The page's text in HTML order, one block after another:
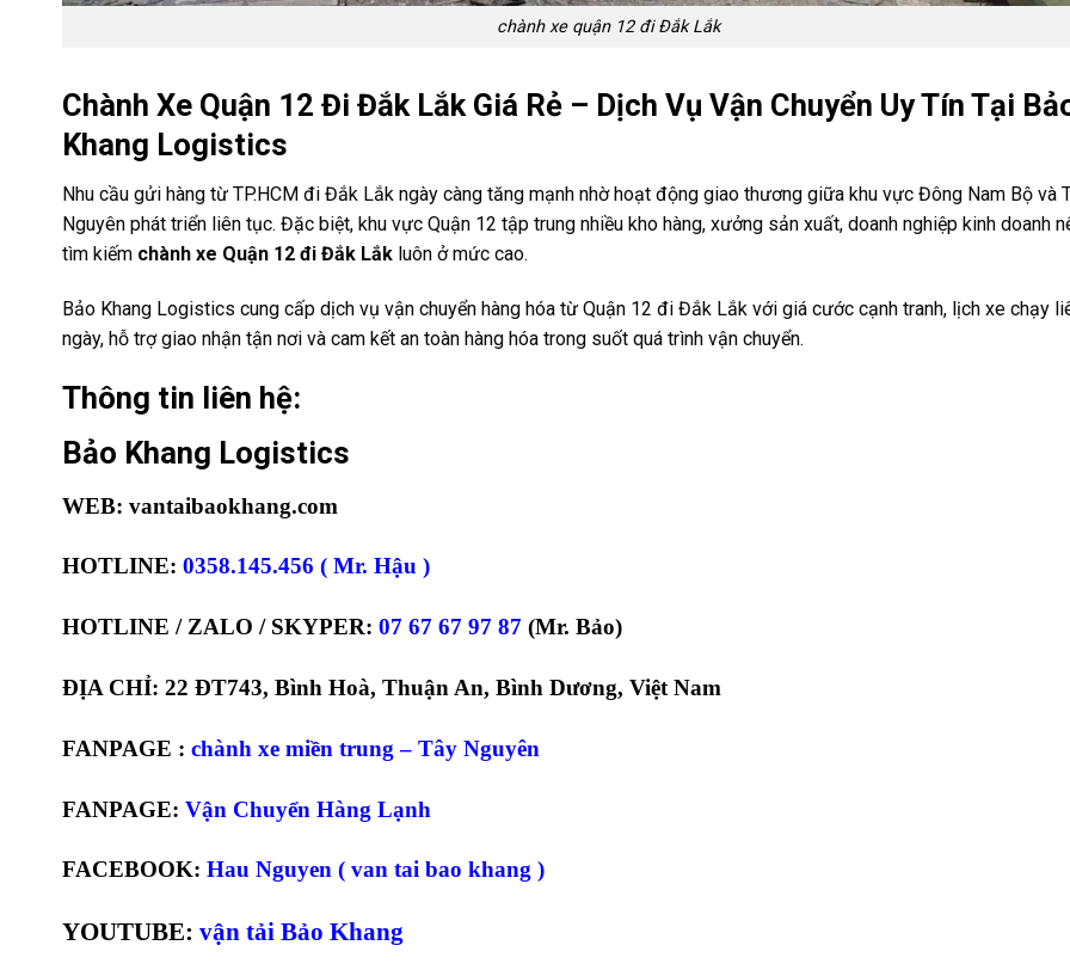
chành xe quận 12 đi Đắk Lắk
Chành Xe Quận 12 Đi Đắk Lắk Giá Rẻ – Dịch Vụ Vận Chuyển Uy Tín Tại
Khang Logistics
Nhu cầu gửi hàng từ TP.HCM đi Đắk Lắk ngày càng tăng mạnh nhờ hoạt động giao thương giữa khu vực Đông Nam Bộ và
Nguyên phát triển liên tục. Đặc biệt, khu vực Quận 12 tập trung nhiều kho hàng, xưởng sản xuất, doanh nghiệp kinh doanh
tìm kiếm chành xe Quận 12 đi Đắk Lắk luôn ở mức cao.
Bảo Khang Logistics cung cấp dịch vụ vận chuyển hàng hóa từ Quận 12 đi Đắk Lắk với giá cước cạnh tranh, lịch xe chạy
ngày, hỗ trợ giao nhận tận nơi và cam kết an toàn hàng hóa trong suốt quá trình vận chuyển.
Thông tin liên hệ:
Bảo Khang Logistics
WEB: vantaibaokhang.com
HOTLINE: 0358.145.456 ( Mr. Hậu )
HOTLINE / ZALO / SKYPER: 07 67 67 97 87 (Mr. Bảo)
ĐỊA CHỈ: 22 ĐT743, Bình Hoà, Thuận An, Bình Dương, Việt Nam
FANPAGE : chành xe miền trung – Tây Nguyên
FANPAGE: Vận Chuyển Hàng Lạnh
FACEBOOK: Hau Nguyen ( van tai bao khang )
YOUTUBE: vận tải Bảo Khang